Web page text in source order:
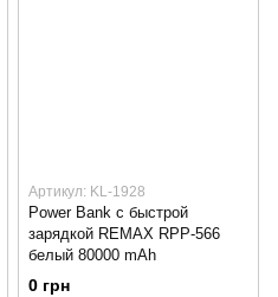
Артикул: KL-1928
Power Bank с быстрой
зарядкой REMAX RPP-566
белый 80000 mAh
0 грн